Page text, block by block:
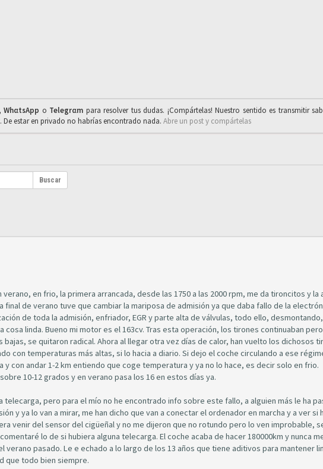
WhαtsApp o Telegrαm para resolver tus dudas. ¡Compártelas! Nuestro sentido es transmitir
estar en privado no habrías encontrado nada. Abre un post y compártelas
Buscar
en frio, la primera arrancada, desde las 1750 a las 2000 rpm, me da tironcitos y la
de verano tuve que cambiar la mariposa de admisión ya que daba fallo de la
de toda la admisión, enfriador, EGR y parte alta de válvulas, todo ello,
linda. Bueno mi motor es el 163cv. Tras esta operación, los tirones continuaban
se quitaron radical. Ahora al llegar otra vez días de calor, han vuelto los dichosos
con temperaturas más altas, si lo hacia a diario. Si dejo el coche circulando a ese
con andar 1-2 km entiendo que coge temperatura y ya no lo hace, es decir solo en frio.
10-12 grados y en verano pasa los 16 en estos días ya.
telecarga, pero para el mío no he encontrado info sobre este fallo, a alguien más le ha
y ya lo van a mirar, me han dicho que van a conectar el ordenador en marcha y a ver si
venir del sensor del cigüeñal y no me dijeron que no rotundo pero lo ven improbable,
lo de si hubiera alguna telecarga. El coche acaba de hacer 180000km y nunca
pasado. Le e echado a lo largo de los 13 años que tiene aditivos para mantener
que todo bien siempre.